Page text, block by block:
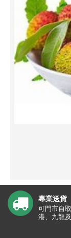
專業送貨
可門市自
港、九龍